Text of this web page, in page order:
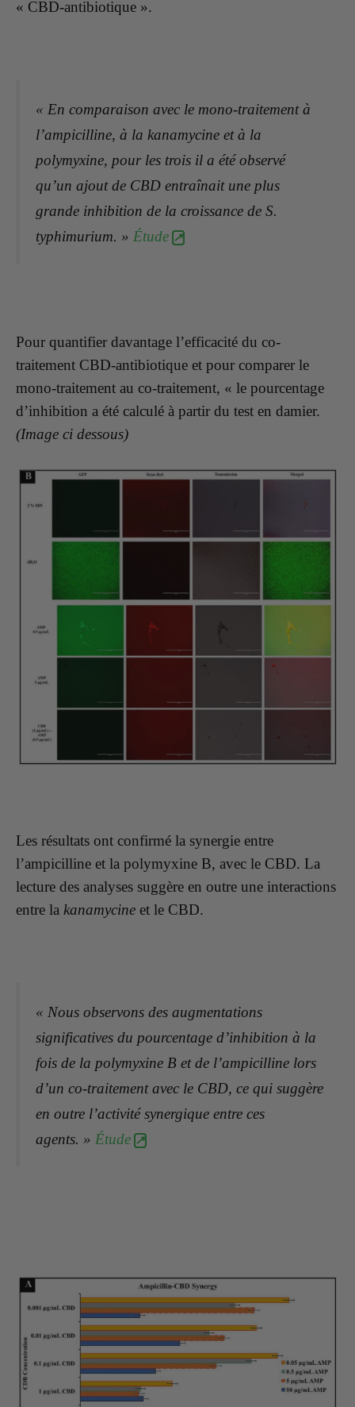
« CBD-antibiotique ».
« En comparaison avec le mono-traitement à
l’ampicilline, à la kanamycine et à la
polymyxine, pour les trois il a été observé
qu’un ajout de CBD entraînait une plus
grande inhibition de la croissance de S.
typhimurium. » Étude
Pour quantifier davantage l’efficacité du co-
traitement CBD-antibiotique et pour comparer le
mono-traitement au co-traitement, « le pourcentage
d’inhibition a été calculé à partir du test en damier.
(Image ci dessous)
Les résultats ont confirmé la synergie entre
l’ampicilline et la polymyxine B, avec le CBD. La
lecture des analyses suggère en outre une interactions
entre la kanamycine et le CBD.
« Nous observons des augmentations
significatives du pourcentage d’inhibition à la
fois de la polymyxine B et de l’ampicilline lors
d’un co-traitement avec le CBD, ce qui suggère
en outre l’activité synergique entre ces
agents. » Étude